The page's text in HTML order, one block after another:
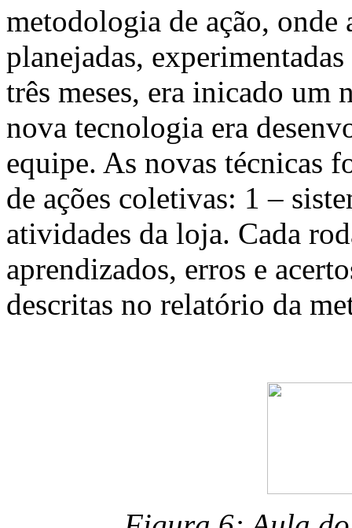
metodologia de ação, onde
planejadas,
três meses, era inicado um
nova tecnologia era
equipe. As novas técnicas
de ações coletivas: 1 –
atividades da loja. Cada
aprendizados, erros e
descritas no relatório da